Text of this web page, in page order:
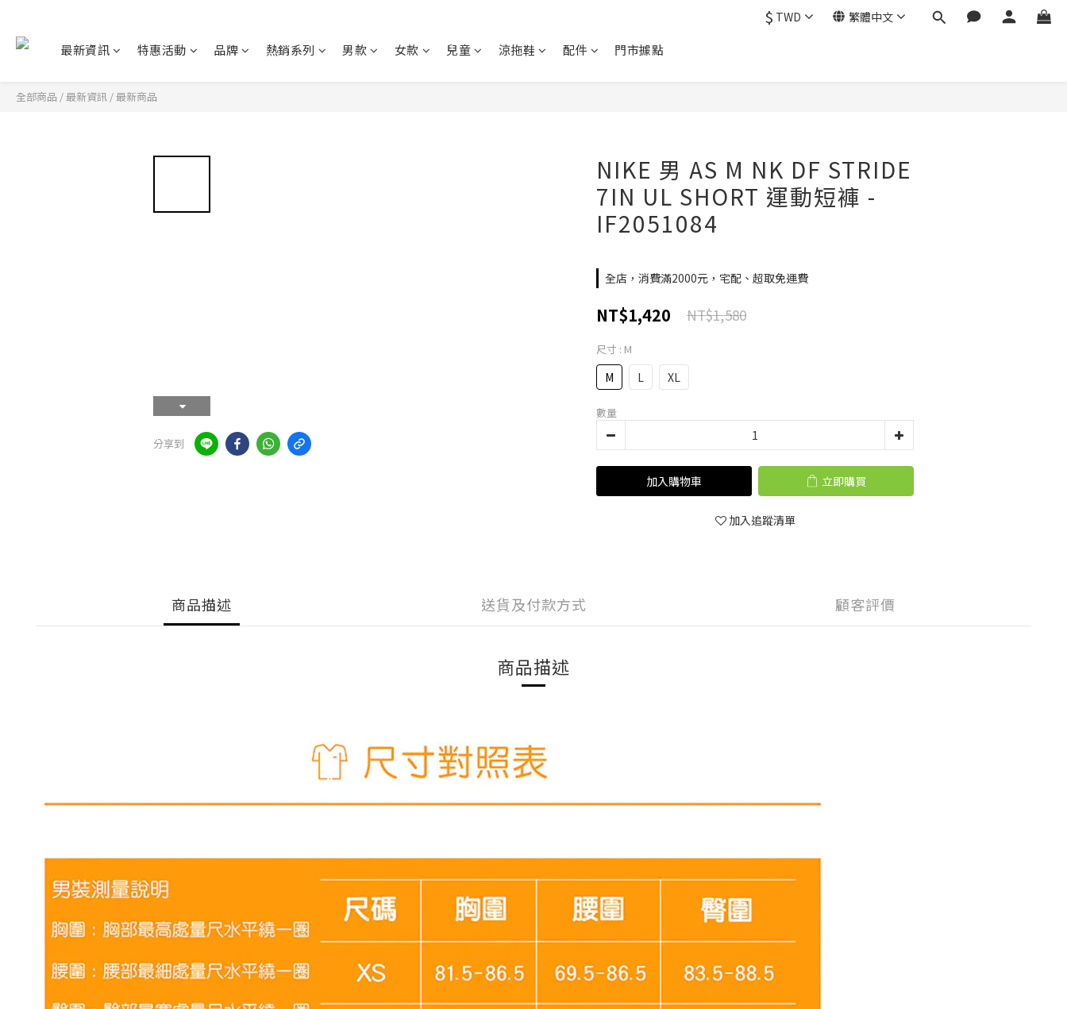
$ TWD 繁體中文
最新資訊 特惠活動 品牌 熱銷系列 男款 女款 兒童 涼拖鞋 配件 門市據點
全部商品 /最新資訊 /最新商品
分享到
NIKE 男 AS M NK DF STRIDE
7IN UL SHORT 運動短褲 -
IF2051084
全店，消費滿2000元，宅配、超取免運費
NT$1,420 NT$1,580
尺寸 : M
M L XL
數量
加入購物車 立即購買
加入追蹤清單
商品描述 送貨及付款方式 顧客評價
商品描述